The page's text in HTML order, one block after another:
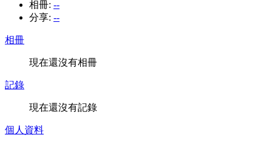
相冊: --
分享: --
相冊
現在還沒有相冊
記錄
現在還沒有記錄
個人資料